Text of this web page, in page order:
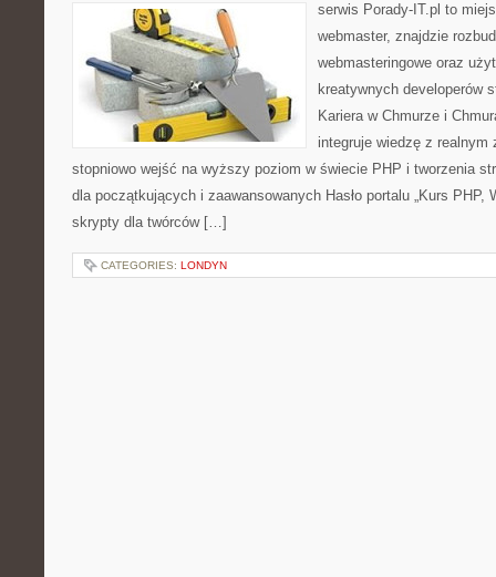
serwis Porady-IT.pl to
webmaster, znajdzie
webmasteringowe oraz
kreatywnych developerów
Kariera w Chmurze i
integruje wiedzę z realnym
stopniowo wejść na wyższy poziom w świecie PHP i tworzenia
dla początkujących i zaawansowanych Hasło portalu „Kurs PHP,
skrypty dla twórców […]
CATEGORIES: LONDYN